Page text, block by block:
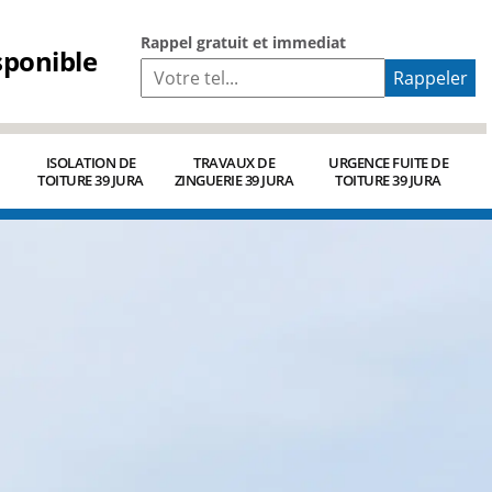
Rappel gratuit et immediat
ISOLATION DE
TOITURE 39 JURA
TRAVAUX DE
ZINGUERIE 39 JURA
URGENCE FUITE DE
TOITURE 39 JURA